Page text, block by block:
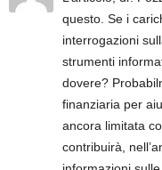
questo. Se i
interrogazioni
strumenti
dovere?
finanziaria per
ancora limitata
contribuirà,